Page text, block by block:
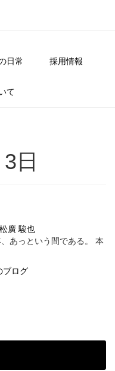
日常 採用情報
て
日
松廣 駿也
あっという間である。 本
ブログ